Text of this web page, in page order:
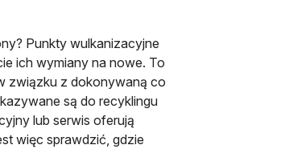
Punkty wulkanizacyjne
ich wymiany na nowe. To
związku z dokonywaną co
są do recyklingu
lub serwis oferują
więc sprawdzić, gdzie